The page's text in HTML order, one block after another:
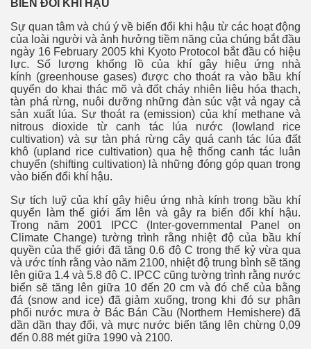
BIẾN ĐỔI KHÍ HẬU
Sự quan tâm và chú ý về biến đổi khi hậu từ các hoạt động
của loài người và ảnh hưởng tiềm năng của chúng bắt đầu
ngày 16 February 2005 khi Kyoto Protocol bắt đầu có hiệu
lực. Số lượng khổng lồ của khí gây hiệu ứng nhà
kính (greenhouse gases) được cho thoát ra vào bầu khí
quyển do khai thác mõ và đốt cháy nhiên liệu hóa thạch,
tàn phá rừng, nuôi dưỡng những đàn súc vật vả ngay cả
sản xuất lúa. Sự thoát ra (emission) của khí methane và
nitrous dioxide từ canh tác lúa nước (lowland rice
cultivation) và sự tàn phá rừng cây quá canh tác lúa đất
khô (upland rice cultivation) qua hệ thống canh tác luân
chuyển (shifting cultivation) là những đóng góp quan trọng
vào biến đổi khí hậu.
Sự tích luỹ của khí gây hiệu ứng nhà kính trong bầu khí
quyển làm thế giới ấm lên và gây ra biến đổi khí hậu.
Trong năm 2001 IPCC (Inter-governmental Panel on
Climate Change) tường trình rằng nhiệt độ của bầu khí
quyền của thế giới đã tăng 0.6 độ C trong thế kỷ vừa qua
và ước tính rằng vào năm 2100, nhiệt độ trung bình sẽ tăng
lên giữa 1.4 và 5.8 độ C. IPCC cũng tường trình rằng nước
biển sẽ tăng lên giữa 10 đến 20 cm và đó chế của bằng
đá (snow and ice) đã giảm xuống, trong khi đó sự phân
phối nước mưa ở Bác Bán Cầu (Northern Hemishere) đã
dần dần thay đổi, và mực nước biển tăng lên chừng 0,09
đến 0.88 mét giữa 1990 và 2100.
Phần 1
2